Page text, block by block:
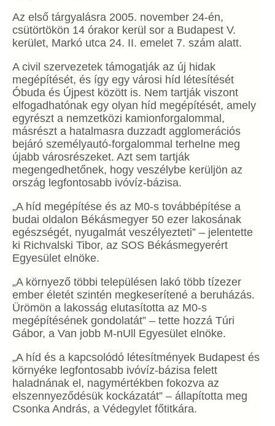
Az első tárgyalásra 2005. november 24-én,
csütörtökön 14 órakor kerül sor a Budapest V.
kerület, Markó utca 24. II. emelet 7. szám alatt.
A civil szervezetek támogatják az új hidak
megépítését, és így egy városi híd létesítését
Óbuda és Újpest között is. Nem tartják viszont
elfogadhatónak egy olyan híd megépítését, amely
egyrészt a nemzetközi kamionforgalommal,
másrészt a hatalmasra duzzadt agglomerációs
bejáró személyautó-forgalommal terhelne meg
újabb városrészeket. Azt sem tartják
megengedhetőnek, hogy veszélybe kerüljön az
ország legfontosabb ivóvíz-bázisa.
„A híd megépítése és az M0-s továbbépítése a
budai oldalon Békásmegyer 50 ezer lakosának
egészségét, nyugalmát veszélyezteti” – jelentette
ki Richvalski Tibor, az SOS Békásmegyerért
Egyesület elnöke.
„A környező többi településen lakó több tízezer
ember életét szintén megkeserítené a beruházás.
Ürömön a lakosság elutasította az M0-s
megépítésének gondolatát” – tette hozzá Túri
Gábor, a Van jobb M-nUll Egyesület elnöke.
„A híd és a kapcsolódó létesítmények Budapest és
környéke legfontosabb ivóvíz-bázisa felett
haladnának el, nagymértékben fokozva az
elszennyeződésük kockázatát” – állapította meg
Csonka András, a Védegylet főtitkára.